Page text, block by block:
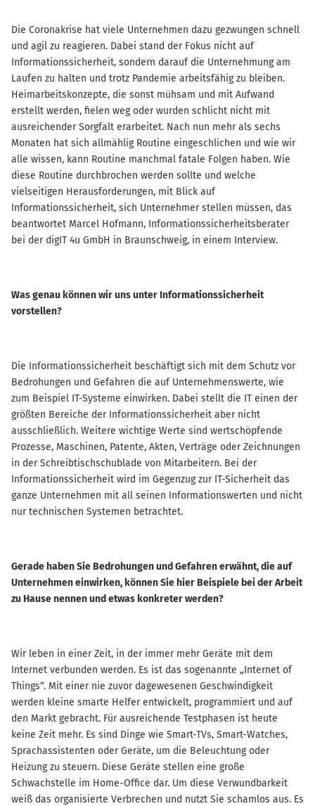
Die Coronakrise hat viele Unternehmen dazu gezwungen schnell
und agil zu reagieren. Dabei stand der Fokus nicht auf
Informationssicherheit, sondern darauf die Unternehmung am
Laufen zu halten und trotz Pandemie arbeitsfähig zu bleiben.
Heimarbeitskonzepte, die sonst mühsam und mit Aufwand
erstellt werden, fielen weg oder wurden schlicht nicht mit
ausreichender Sorgfalt erarbeitet. Nach nun mehr als sechs
Monaten hat sich allmählig Routine eingeschlichen und wie wir
alle wissen, kann Routine manchmal fatale Folgen haben. Wie
diese Routine durchbrochen werden sollte und welche
vielseitigen Herausforderungen, mit Blick auf
Informationssicherheit, sich Unternehmer stellen müssen, das
beantwortet Marcel Hofmann, Informationssicherheitsberater
bei der digIT 4u GmbH in Braunschweig, in einem Interview.
Was genau können wir uns unter Informationssicherheit
vorstellen?
Die Informationssicherheit beschäftigt sich mit dem Schutz vor
Bedrohungen und Gefahren die auf Unternehmenswerte, wie
zum Beispiel IT-Systeme einwirken. Dabei stellt die IT einen der
größten Bereiche der Informationssicherheit aber nicht
ausschließlich. Weitere wichtige Werte sind wertschöpfende
Prozesse, Maschinen, Patente, Akten, Verträge oder Zeichnungen
in der Schreibtischschublade von Mitarbeitern. Bei der
Informationssicherheit wird im Gegenzug zur IT-Sicherheit das
ganze Unternehmen mit all seinen Informationswerten und nicht
nur technischen Systemen betrachtet.
Gerade haben Sie Bedrohungen und Gefahren erwähnt, die auf
Unternehmen einwirken, können Sie hier Beispiele bei der Arbeit
zu Hause nennen und etwas konkreter werden?
Wir leben in einer Zeit, in der immer mehr Geräte mit dem
Internet verbunden werden. Es ist das sogenannte „Internet of
Things“. Mit einer nie zuvor dagewesenen Geschwindigkeit
werden kleine smarte Helfer entwickelt, programmiert und auf
den Markt gebracht. Für ausreichende Testphasen ist heute
keine Zeit mehr. Es sind Dinge wie Smart-TVs, Smart-Watches,
Sprachassistenten oder Geräte, um die Beleuchtung oder
Heizung zu steuern. Diese Geräte stellen eine große
Schwachstelle im Home-Office dar. Um diese Verwundbarkeit
weiß das organisierte Verbrechen und nutzt Sie schamlos aus. Es